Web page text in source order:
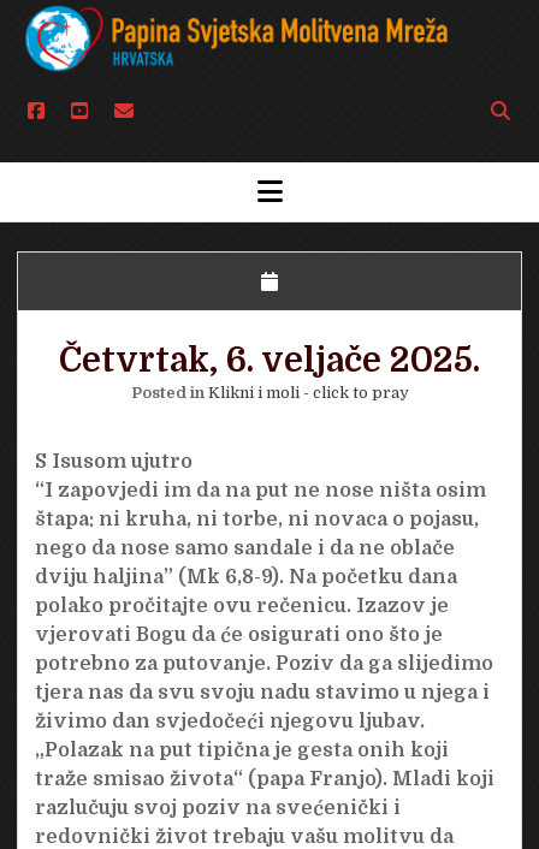
facebook
youtubeemail
Open
bar
open
menu
Četvrtak, 6. veljače 2025.
Posted in Klikni i moli - click to pray
S Isusom ujutro
“I zapovjedi im da na put ne nose ništa osim
štapa: ni kruha, ni torbe, ni novaca o pojasu,
nego da nose samo sandale i da ne oblače
dviju haljina” (Mk 6,8-9). Na početku dana
polako pročitajte ovu rečenicu. Izazov je
vjerovati Bogu da će osigurati ono što je
potrebno za putovanje. Poziv da ga slijedimo
tjera nas da svu svoju nadu stavimo u njega i
živimo dan svjedočeći njegovu ljubav.
„Polazak na put tipična je gesta onih koji
traže smisao života“ (papa Franjo). Mladi koji
razlučuju svoj poziv na svećenički i
redovnički život trebaju vašu molitvu da